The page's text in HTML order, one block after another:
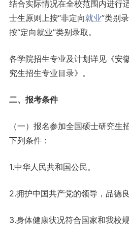
结合实际情况在全校范围内进行
士生原则上按“非定向就业”类别
按“定向就业”类别录取。
各学院招生专业及计划详见《安
究生招生专业目录》。
二、报考条件
（一）报名参加全国硕士研究生
下列条件：
1.中华人民共和国公民。
2.拥护中国共产党的领导，品德
3.身体健康状况符合国家和我校